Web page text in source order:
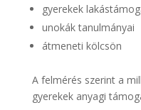
gyerekek
unokák tanulmányai
átmeneti kölcsön
A felmérés szerint a
gyerekek anyagi